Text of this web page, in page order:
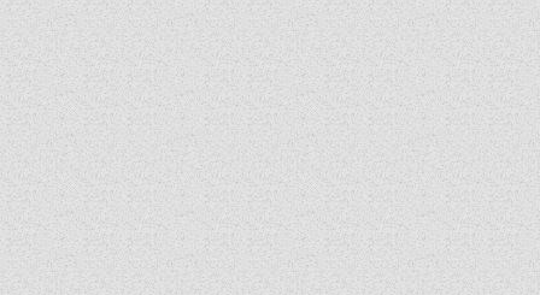
SINODSKA MOLITVA
MOTO I LOGO
SINODSKI URED
KOORDINACIONA GRUPA
RADNE GRUPE SINODE
SINODSKI VESNIK